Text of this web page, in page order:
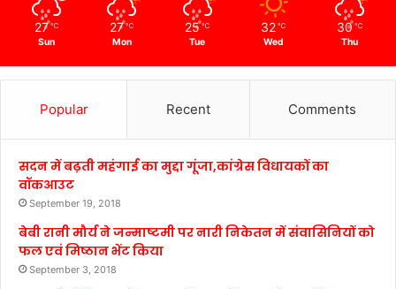
27 ℃
Sun
27 ℃
Mon
25 ℃
Tue
32 ℃
Wed
30 ℃
Thu
Popular Recent Comments
सदन में बढ़ती महंगाई का मुद्दा गूंजा,कांग्रेस विधायकों का
वॉकआउट
September 19, 2018
बेबी रानी मौर्य ने जन्माष्टमी पर नारी निकेतन में संवासिनियों को
फल एवं मिष्ठान भेंट किया
September 3, 2018